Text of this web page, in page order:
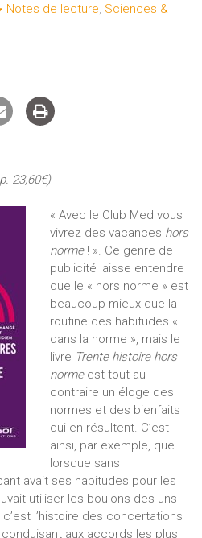
Notes de lecture Sciences &
23,60€)
« Avec le Club Med vous
vivrez des vacances hors
norme! ». Ce genre de
publicité laisse entendre
que le « hors norme » est
beaucoup mieux que la
routine des habitudes «
dans la norme », mais le
livre Trente histoire hors
normeest tout au
contraire un éloge des
normes et des bienfaits
qui en résultent. C’est
ainsi, par exemple, que
lorsque sans
avait ses habitudes pour les
utiliser les boulons des uns
l’histoire des concertations
aux accords les plus